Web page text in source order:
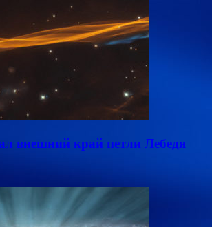
внешний край петли Лебедя